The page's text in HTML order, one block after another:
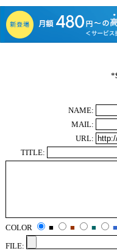
*
NAME:
MAIL:
URL:
TITLE:
COLOR ■ ■ ■
■
FILE: